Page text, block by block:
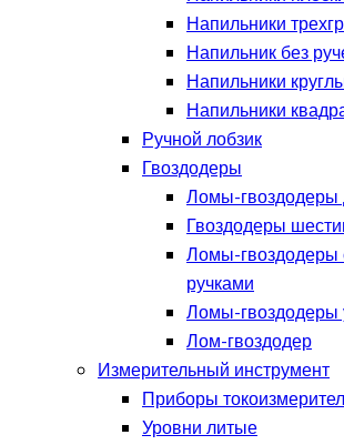
Напильники
Напильник без
Напильники
Напильники
Ручной лобзик
Гвоздодеры
Ломы-гвоздодеры
Гвоздодеры
Ломы-гвоздодеры
ручками
Ломы-гвоздодеры
Лом-гвоздодер
Измерительный инструмент
Приборы
Уровни литые